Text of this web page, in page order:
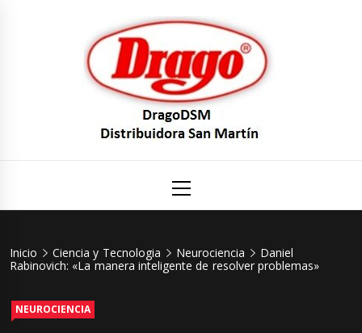
San
principal
Inicio Ciencia y Tecnologia Neurociencia
Daniel
Rabinovich: «La manera inteligente de resolver problemas»
NEUROCIENCIA